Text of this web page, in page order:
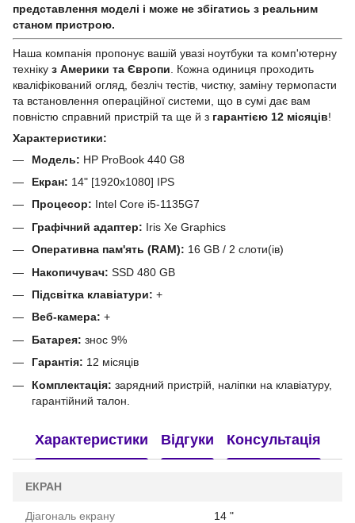
представлення моделі і може не збігатись з реальним
станом приcтрою.
Наша компанія пропонує вашій увазі ноутбуки та комп'ютерну
техніку з Америки та Європи . Кожна одиниця проходить
кваліфікований огляд, безліч тестів, чистку, заміну термопасти
та встановлення операційної системи, що в сумі дає вам
повністю справний пристрій та ще й з гарантією 12 місяців!
Характеристики:
Модель: HP ProBook 440 G8
Екран: 14" [1920x1080] IPS
Процесор: Intel Core i5-1135G7
Графічний адаптер: Iris Xe Graphics
Оперативна пам'ять (RAM): 16 GB / 2 слоти(ів)
Накопичувач: SSD 480 GB
Підсвітка клавіатури: +
Веб-камера: +
Батарея: знос 9%
Гарантія: 12 місяців
Комплектація: зарядний пристрій, наліпки на клавіатуру,
гарантійний талон.
Характеристики Відгуки Консультація
ЕКРАН
Діагональ екрану 14 "